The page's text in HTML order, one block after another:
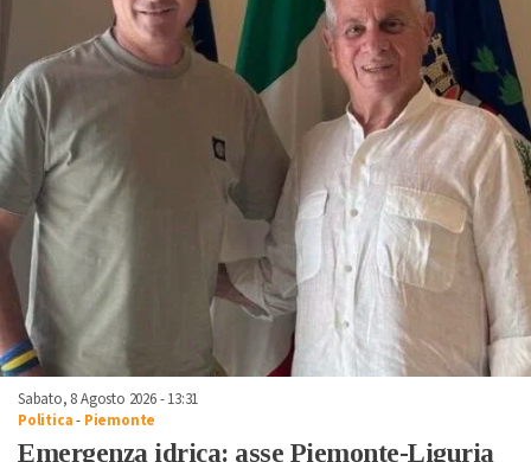
Sabato, 8 Agosto 2026 - 13:31
Politica- Piemonte
Emergenza idrica: asse Piemonte-Liguria